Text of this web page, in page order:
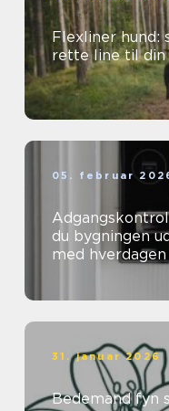
Flexliner hund:
rette line til din
05. februar
Adgangskontrol i
du bygningen
med hverdagen
31. januar 2026
Bedemand fyn sådan får du tryg hjælp til